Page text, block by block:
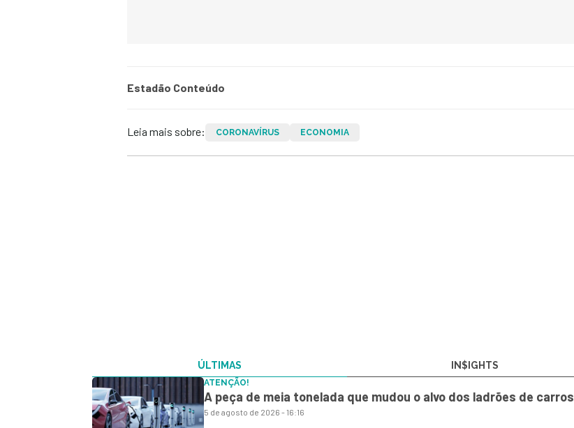
Estadão Conteúdo
Leia mais sobre: CORONAVÍRUS ECONOMIA
ÚLTIMAS IN$IGHTS
ATENÇÃO!
A peça de meia tonelada que mudou o alvo dos ladrões de carros
5 de agosto de 2026 - 16:16